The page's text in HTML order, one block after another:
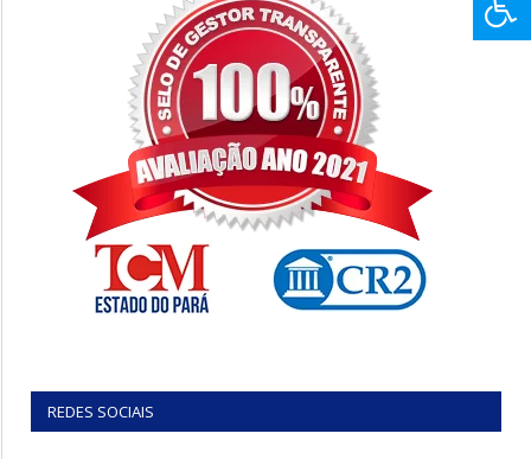
REDES SOCIAIS